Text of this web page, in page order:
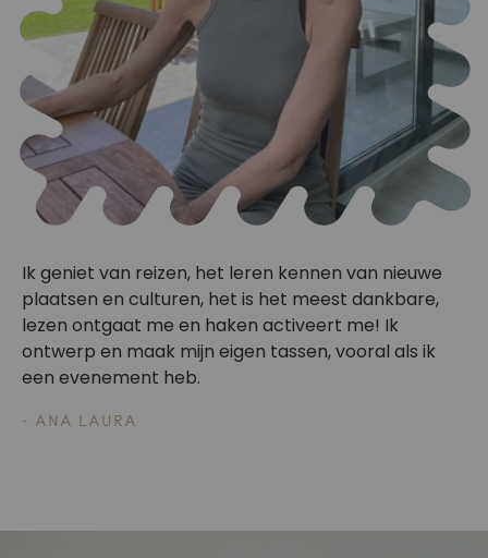
Ik geniet van reizen, het leren kennen van nieuwe
plaatsen en culturen, het is het meest dankbare,
lezen ontgaat me en haken activeert me! Ik
ontwerp en maak mijn eigen tassen, vooral als ik
een evenement heb.
- ANA LAURA